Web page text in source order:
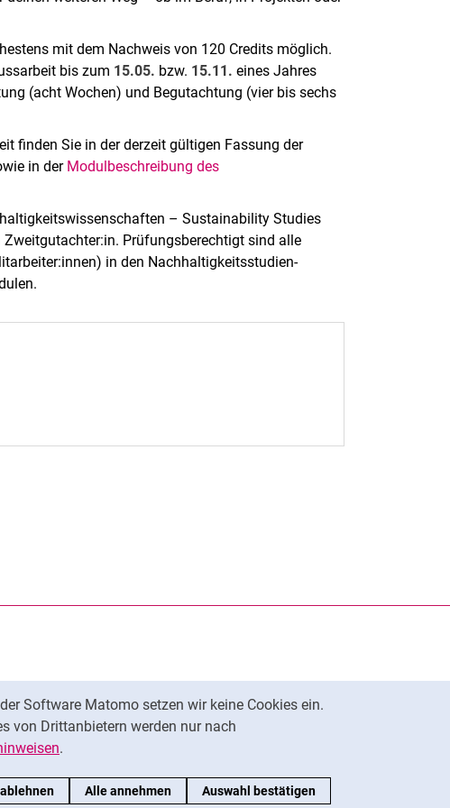
Software Matomo setzen wir keine Cookies ein.
von Drittanbietern werden nur nach
.
Alle annehmen Auswahl bestätigen
mit dem Nachweis von 120 Credits möglich.
bis zum 15.05. bzw. 15.11.eines Jahres
(acht Wochen) und Begutachtung (vier bis sechs
finden Sie in der derzeit gültigen Fassung der
in der Modulbeschreibung des
– Sustainability Studies
Prüfungsberechtigt sind alle
in den Nachhaltigkeitsstudien-
(externer Link, öffnet neues Fenster)
teilen (externer Link, öffnet neues Fenster)